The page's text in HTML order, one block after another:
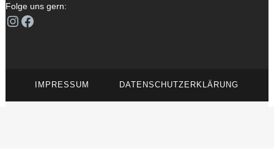
Folge uns gern:
Instagram
Facebook
IMPRESSUM DATENSCHUTZERKLÄRUNG